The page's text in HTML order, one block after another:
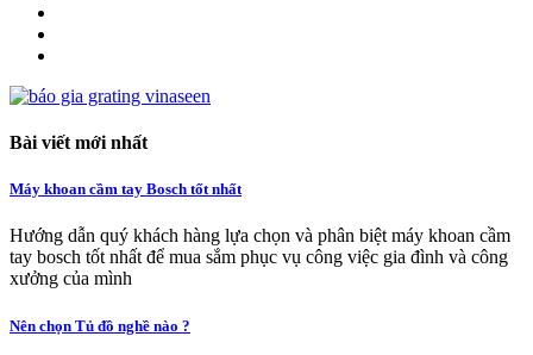
Bài viết mới nhất
Máy khoan cầm tay Bosch tốt nhất
Hướng dẫn quý khách hàng lựa chọn và phân biệt máy khoan cầm
tay bosch tốt nhất để mua sắm phục vụ công việc gia đình và công
xưởng của mình
Nên chọn Tủ đồ nghề nào ?